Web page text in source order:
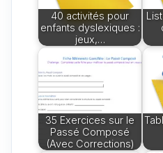
40 activités pour
enfants dyslexiques :
jeux,…
35 Exercices sur le
Passé Composé
(Avec Corrections)